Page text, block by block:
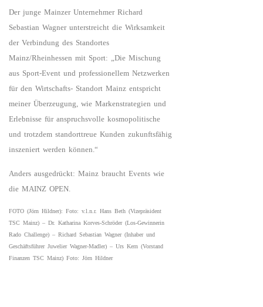
Der junge Mainzer Unternehmer Richard
Sebastian Wagner unterstreicht die Wirksamkeit
der Verbindung des Standortes
Mainz/Rheinhessen mit Sport: „Die Mischung
aus Sport-Event und professionellem Netzwerken
für den Wirtschafts- Standort Mainz entspricht
meiner Überzeugung, wie Markenstrategien und
Erlebnisse für anspruchsvolle kosmopolitische
und trotzdem standorttreue Kunden zukunftsfähig
inszeniert werden können.“
Anders ausgedrückt: Mainz braucht Events wie
die MAINZ OPEN.
FOTO (Jörn Hildner): Foto: v.l.n.r. Hans Beth (Vizepräsident
TSC Mainz) – Dr. Katharina Korves-Schröder (Los-Gewinnerin
Rado Challenge) – Richard Sebastian Wagner (Inhaber und
Geschäftsführer Juwelier Wagner-Madler) – Urs Kern (Vorstand
Finanzen TSC Mainz) Foto: Jörn Hildner